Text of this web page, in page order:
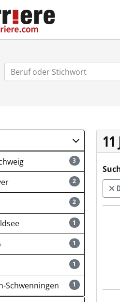
3
2
2
1
1
1
1
Schwenningen
11